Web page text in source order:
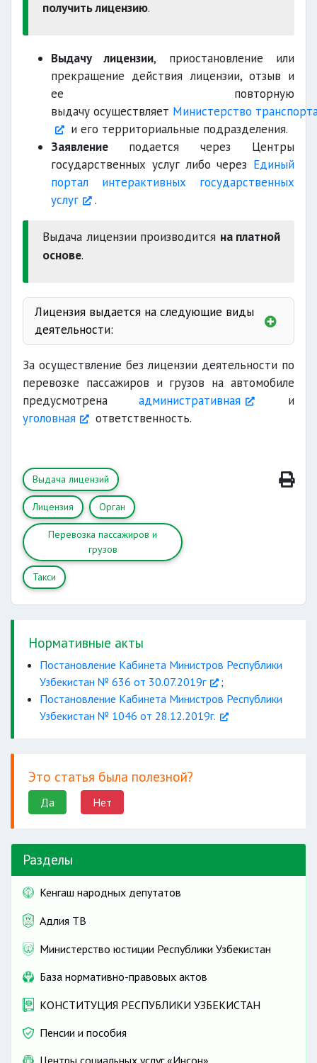
получить лицензию.
Выдачу лицензии, приостановление или
прекращение действия лицензии, отзыв и
ее повторную
выдачу осуществляет Министерство
и его территориальные подразделения.
Заявление подается через Центры
государственных услуг либо через Единый
портал интерактивных государственных
услуг
.
Выдача лицензии производится на платной
основе.
Лицензия выдается на следующие виды
деятельности:
Перевозка пассажиров на микроавтобусах и
автобусах в пределах города, пригородов и
междугородних маршрутов;
автомобилях в пределах города,
пригородов и междугородних маршрутов;
Перевозка пассажиров на автобусах по
международным маршрутам;
Перевозка пассажиров на микроавтобусах
по международным маршрутам;
Перевозка пассажиров на легковых
маршрутам;
Перевозка грузов автомобильным
транспортом по международным
маршрутам.
За осуществление без лицензии деятельности по
перевозке пассажиров и грузов на автомобиле
предусмотренаадминистративная
и
уголовная
ответственность.
Выдача лицензий
Лицензия Орган
Перевозка пассажиров и
грузов
Такси
Нормативные акты
Постановление Кабинета Министров Республики
Узбекистан № 636 от 30.07.2019г
;
Постановление Кабинета Министров Республики
Узбекистан № 1046 от 28.12.2019г.
Это статья была полезной?
Да Нет
Разделы
Кенгаш народных депутатов
Адлия ТВ
Министерство юстиции Республики Узбекистан
База нормативно-правовых актов
КОНСТИТУЦИЯ РЕСПУБЛИКИ УЗБЕКИСТАН
Пенсии и пособия